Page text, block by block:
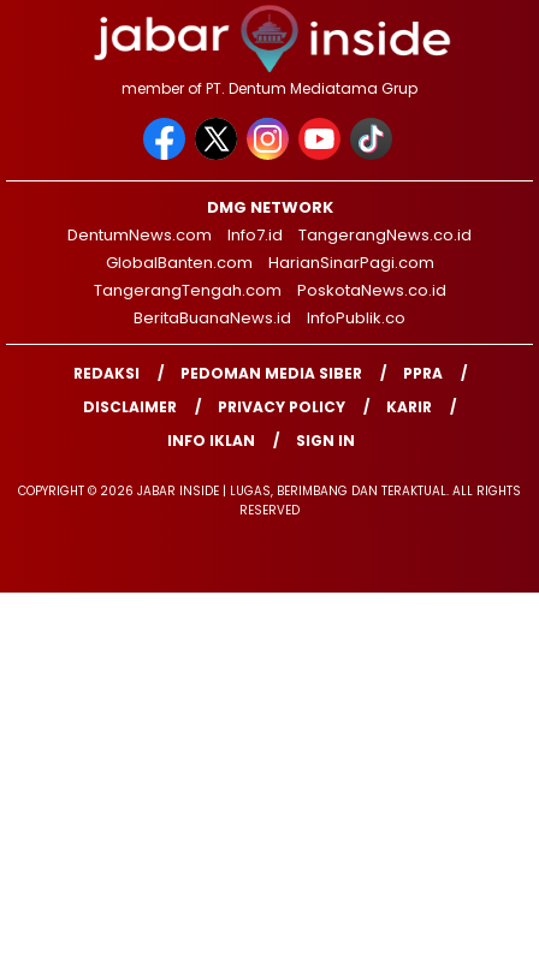
member of PT. Dentum Mediatama Grup
DMG NETWORK
DentumNews.com
Info7.id
TangerangNews.co.id
GlobalBanten.com
HarianSinarPagi.com
TangerangTengah.com
PoskotaNews.co.id
BeritaBuanaNews.id
InfoPublik.co
REDAKSI PEDOMAN MEDIA SIBER
PPRA
DISCLAIMER
PRIVACY POLICY
KARIR
INFO IKLAN
SIGN IN
COPYRIGHT © 2026 JABAR INSIDE | LUGAS, BERIMBANG DAN TERAKTUAL. ALL RIGHTS
RESERVED